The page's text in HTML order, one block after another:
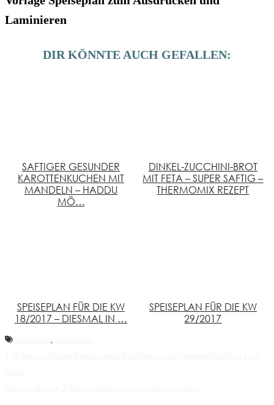
Laminieren
DIR KÖNNTE AUCH GEFALLEN:
SAFTIGER GESUNDER
KAROTTENKUCHEN MIT
MANDELN – HADDU
MÖ…
DINKEL-ZUCCHINI-BROT
MIT FETA – SUPER SAFTIG –
THERMOMIX REZEPT
SPEISEPLAN FÜR DIE KW
18/2017 – DIESMAL IN …
SPEISEPLAN FÜR DIE KW
29/2017
,